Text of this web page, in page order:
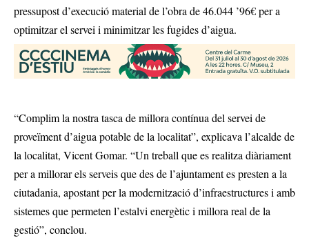
pressupost d’execució material de l’obra de 46.044 ’96€ per a
optimitzar el servei i minimitzar les fugides d’aigua.
“Complim la nostra tasca de millora contínua del servei de
proveïment d’aigua potable de la localitat”, explicava l’alcalde de
la localitat, Vicent Gomar. “Un treball que es realitza diàriament
per a millorar els serveis que des de l’ajuntament es presten a la
ciutadania, apostant per la modernització d’infraestructures i amb
sistemes que permeten l’estalvi energètic i millora real de la
gestió”, conclou.